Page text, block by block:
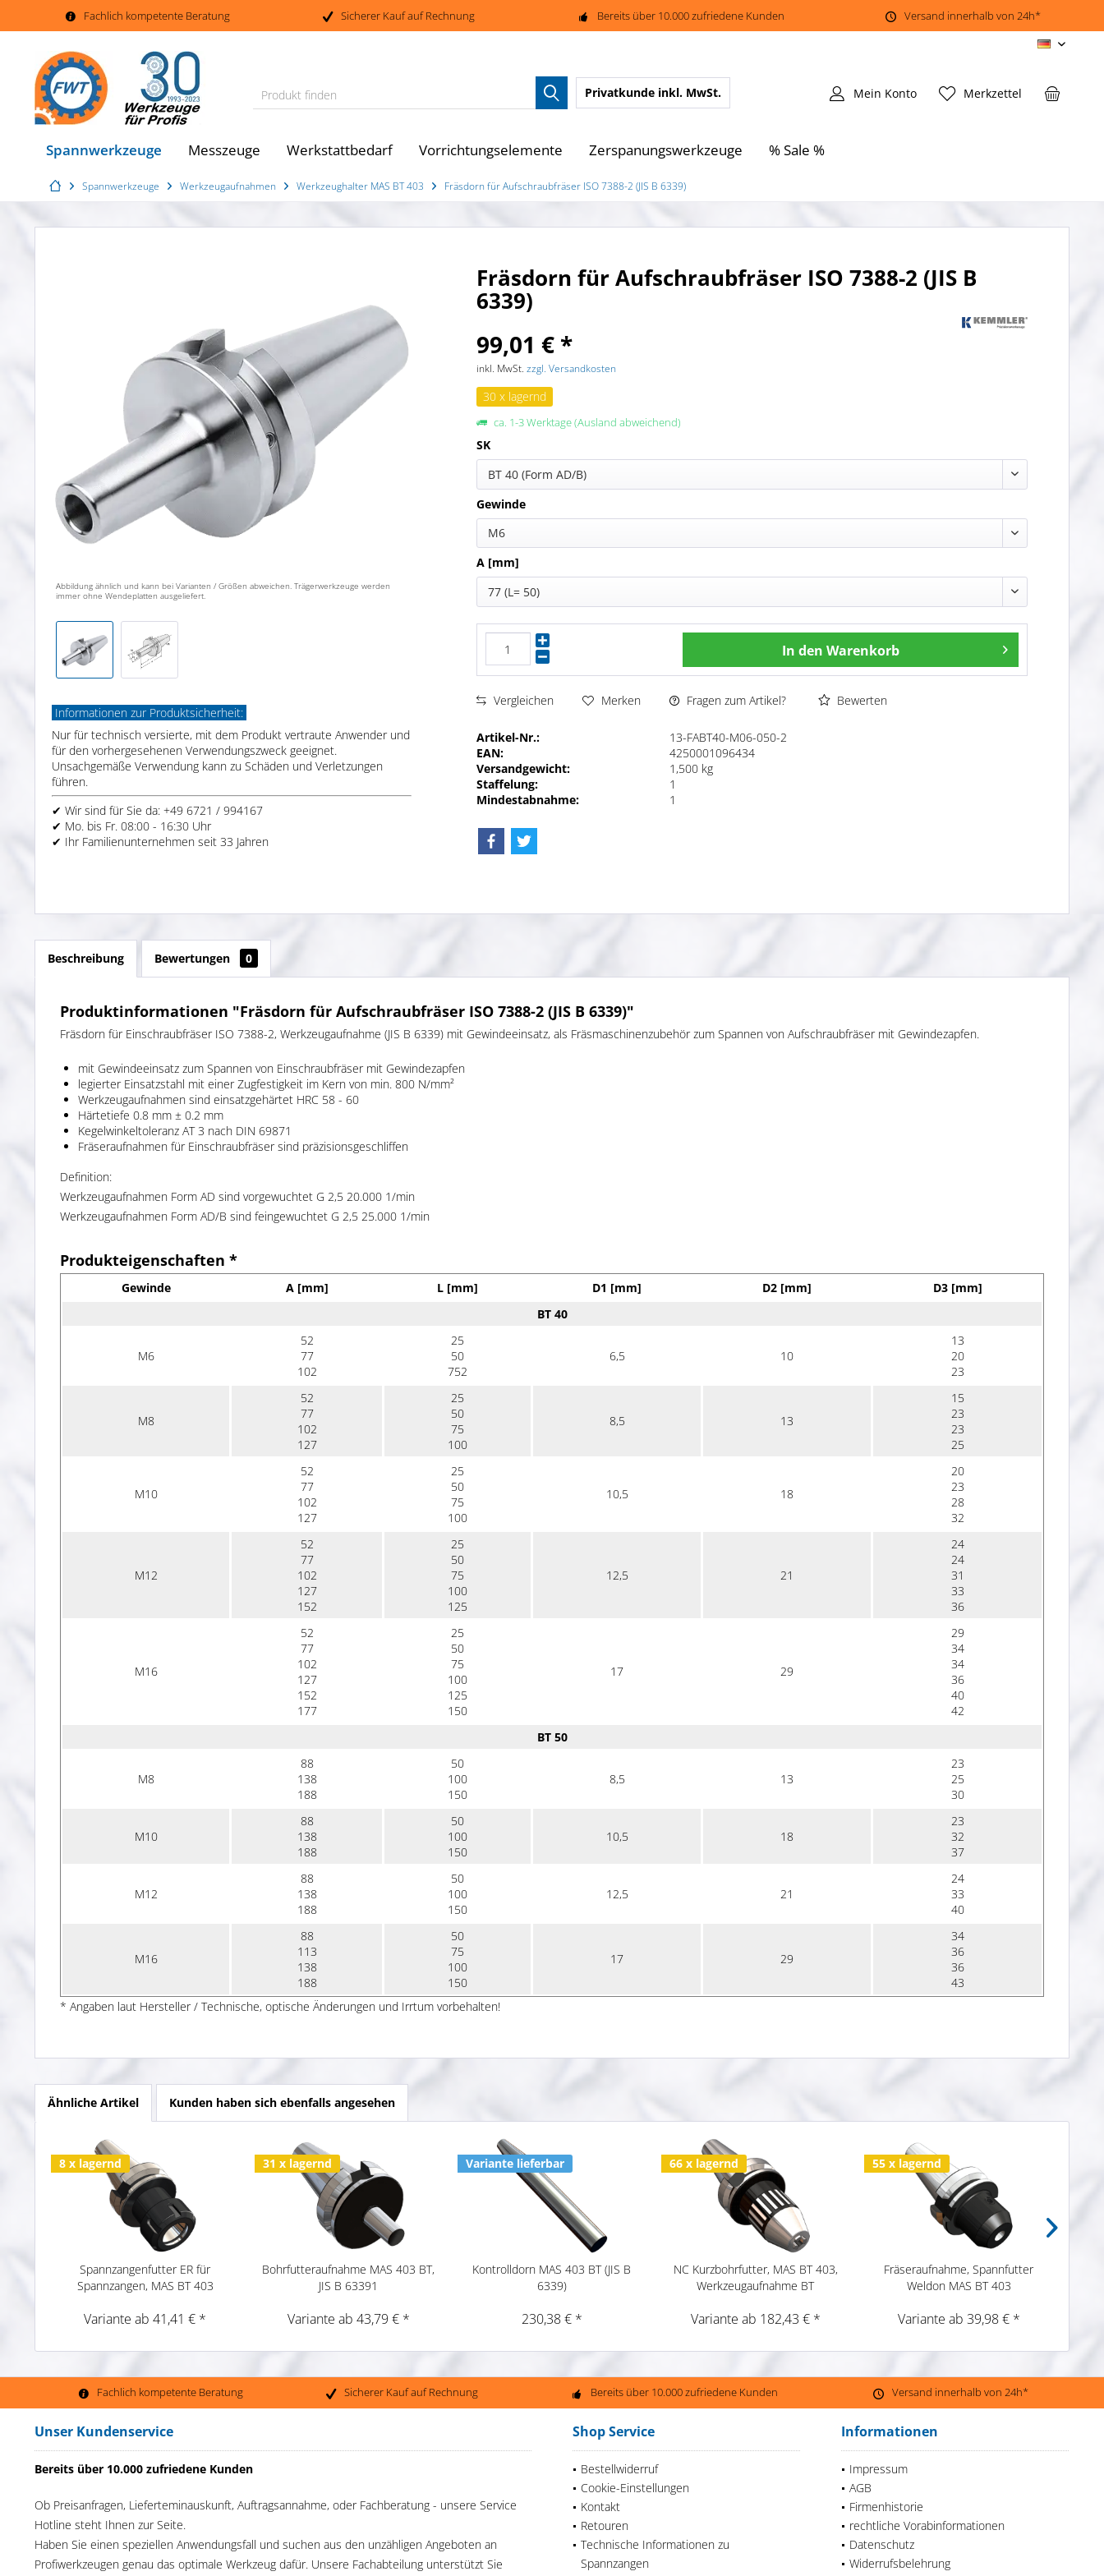
Fachlich kompetente Beratung Sicherer Kauf auf Rechnung Bereits über 10.000 zufriedene Kunden Versand innerhalb von 24h*
DE
Produkt finden Merkzettel
Mein Konto
Privatkunde inkl. MwSt.
Spannwerkzeuge Messzeuge Werkstattbedarf Vorrichtungselemente Zerspanungswerkzeuge % Sale %
Spannwerkzeuge Werkzeugaufnahmen Werkzeughalter MAS BT 403 Fräsdorn für Aufschraubfräser ISO 7388-2 (JIS B 6339)
Abbildung ähnlich und kann bei Varianten / Größen abweichen. Trägerwerkzeuge werden
immer ohne Wendeplatten ausgeliefert.
Informationen zur Produktsicherheit:
Nur für technisch versierte, mit dem Produkt vertraute Anwender und
für den vorhergesehenen Verwendungszweck geeignet.
Unsachgemäße Verwendung kann zu Schäden und Verletzungen
führen.
✔ Wir sind für Sie da: +49 6721 / 994167
✔ Mo. bis Fr. 08:00 - 16:30 Uhr
✔ Ihr Familienunternehmen seit 33 Jahren
Fräsdorn für Aufschraubfräser ISO 7388-2 (JIS B
6339)
99,01 € *
inkl. MwSt.zzgl. Versandkosten
30 x lagernd
ca. 1-3 Werktage (Ausland abweichend)
SK
BT 40 (Form AD/B)
Gewinde
M6
A [mm]
77 (L= 50)
In den Warenkorb
Vergleichen Merken Fragen zum Artikel? Bewerten
Artikel-Nr.:
13-FABT40-M06-050-2
EAN:
4250001096434
Versandgewicht:
1,500 kg
Staffelung:
1
Mindestabnahme:
1
Beschreibung Bewertungen 0
Produktinformationen "Fräsdorn für Aufschraubfräser ISO 7388-2 (JIS B 6339)"
Fräsdorn für Einschraubfräser ISO 7388-2, Werkzeugaufnahme (JIS B 6339) mit Gewindeeinsatz, als Fräsmaschinenzubehör zum Spannen von Aufschraubfräser mit Gewindezapfen.
mit Gewindeeinsatz zum Spannen von Einschraubfräser mit Gewindezapfen
legierter Einsatzstahl mit einer Zugfestigkeit im Kern von min. 800 N/mm²
Werkzeugaufnahmen sind einsatzgehärtet HRC 58 - 60
Härtetiefe 0.8 mm ± 0.2 mm
Kegelwinkeltoleranz AT 3 nach DIN 69871
Fräseraufnahmen für Einschraubfräser sind präzisionsgeschliffen
Definition:
Werkzeugaufnahmen Form AD sind vorgewuchtet G 2,5 20.000 1/min
Werkzeugaufnahmen Form AD/B sind feingewuchtet G 2,5 25.000 1/min
Produkteigenschaften *
Gewinde A [mm] L [mm] D1 [mm] D2 [mm]
D3 [mm]
BT 40
M6
52
77
102
25
50
752
6,5 10
13
20
23
M8
52
77
102
127
25
50
75
100
8,5 13
15
23
23
25
M10
52
77
102
127
25
50
75
100
10,5 18
20
23
28
32
M12
52
77
102
127
152
25
50
75
100
125
12,5 21
24
24
31
33
36
M16
52
77
102
127
152
177
25
50
75
100
125
150
17 29
29
34
34
36
40
42
BT 50
M8
88
138
188
50
100
150
8,5 13
23
25
30
M10
88
138
188
50
100
150
10,5 18
23
32
37
M12
88
138
188
50
100
150
12,5 21
24
33
40
M16
88
113
138
188
50
75
100
150
17 29
34
36
36
43
* Angaben laut Hersteller / Technische, optische Änderungen und Irrtum vorbehalten!
Ähnliche Artikel Kunden haben sich ebenfalls angesehen
8 x lagernd
Spannzangenfutter ER für
Spannzangen, MAS BT 403
Variante ab 41,41 € *
31 x lagernd
Bohrfutteraufnahme MAS 403 BT,
JIS B 63391
Variante ab 43,79 € *
Variante lieferbar
Kontrolldorn MAS 403 BT (JIS B
6339)
230,38 € *
66 x lagernd
NC Kurzbohrfutter, MAS BT 403,
Werkzeugaufnahme BT
Variante ab 182,43 € *
55 x lagernd
Fräseraufnahme, Spannfutter
Weldon MAS BT 403
Variante ab 39,98 € *
Fachlich kompetente Beratung Sicherer Kauf auf Rechnung Bereits über 10.000 zufriedene Kunden Versand innerhalb von 24h*
Unser Kundenservice
Bereits über 10.000 zufriedene Kunden
Ob Preisanfragen, Lieferteminauskunft, Auftragsannahme, oder Fachberatung - unsere Service
Hotline steht Ihnen zur Seite.
Haben Sie einen speziellen Anwendungsfall und suchen aus den unzähligen Angeboten an
Profiwerkzeugen genau das optimale Werkzeug dafür. Unsere Fachabteilung unterstützt Sie
Shop Service
Bestellwiderruf
Cookie-Einstellungen
Kontakt
Retouren
Technische Informationen zu
Spannzangen
Informationen
Impressum
AGB
Firmenhistorie
rechtliche Vorabinformationen
Datenschutz
Widerrufsbelehrung